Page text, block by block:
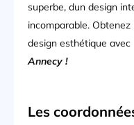
superbe, dun design
incomparable.
design esthétique avec
Annecy !
Les